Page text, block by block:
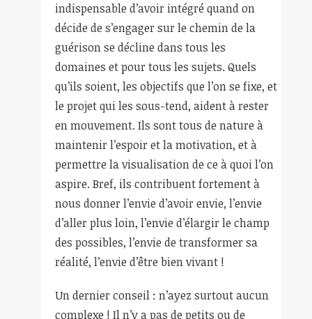
indispensable d’avoir intégré quand on
décide de s’engager sur le chemin de la
guérison se décline dans tous les
domaines et pour tous les sujets. Quels
qu’ils soient, les objectifs que l’on se fixe, et
le projet qui les sous-tend, aident à rester
en mouvement. Ils sont tous de nature à
maintenir l’espoir et la motivation, et à
permettre la visualisation de ce à quoi l’on
aspire. Bref, ils contribuent fortement à
nous donner l’envie d’avoir envie, l’envie
d’aller plus loin, l’envie d’élargir le champ
des possibles, l’envie de transformer sa
réalité, l’envie d’être bien vivant !
Un dernier conseil : n’ayez surtout aucun
complexe ! Il n’y a pas de petits ou de